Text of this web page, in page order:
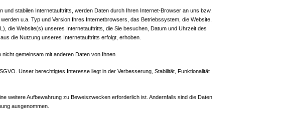
stabilen Internetauftritts, werden Daten durch Ihren Internet-Browser an uns bzw.
u.a. Typ und Version Ihres Internetbrowsers, das Betriebssystem, die Website,
die Website(s) unseres Internetauftritts, die Sie besuchen, Datum und Uhrzeit des
die Nutzung unseres Internetauftritts erfolgt, erhoben.
gemeinsam mit anderen Daten von Ihnen.
Unser berechtigtes Interesse liegt in der Verbesserung, Stabilität, Funktionalität
weitere Aufbewahrung zu Beweiszwecken erforderlich ist. Andernfalls sind die Daten
ausgenommen.